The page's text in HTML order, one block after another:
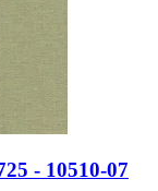
- 10510-07